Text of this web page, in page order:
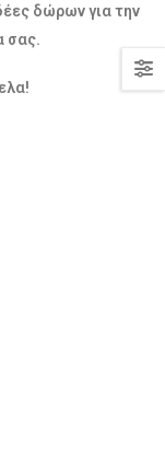
δώρων για την
σας.